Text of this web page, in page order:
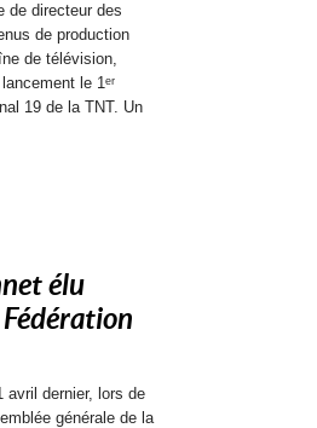
de directeur des
de production
de télévision,
le 1ᵉʳ
19 de la TNT. Un
élu
avril dernier, lors de
générale de la